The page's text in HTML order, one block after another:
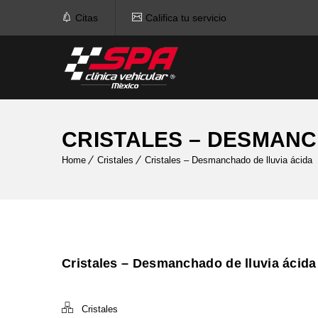
Citas Califica tu servicio
CRISTALES –
Home Cristales Cristales – Desmanchado de lluvia ácida
Cristales – Desmanchado de lluvia ácida
Cristales